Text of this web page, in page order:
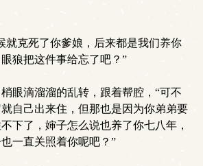
克死了你爹娘，后来都是我们养你
狼把这件事给忘了吧？”
眼滴溜溜的乱转，跟着帮腔，“可不
自己出来住，但那也是因为你弟弟要
下了，婶子怎么说也养了你七八年，
一直关照着你呢吧？”